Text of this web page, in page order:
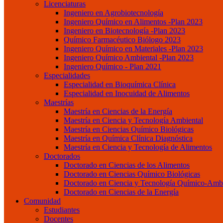
Licenciaturas
Ingeniero en Agrobiotecnología
Ingeniero Químico en Alimentos -Plan 2023
Ingeniero en Biotecnología -Plan 2023
Químico Farmacéutico Biólogo 2023
Ingeniero Químico en Materiales -Plan 2023
Ingeniero Químico Ambiental -Plan 2023
Ingeniero Químico - Plan 2021
Especialidades
Especialidad en Bioquímica Clínica
Especialidad en Inocuidad de Alimentos
Maestrías
Maestría en Ciencias de la Energía
Maestría en Ciencia y Tecnología Ambiental
Maestría en Ciencias Químico Biológicas
Maestría en Química Clínica Diagnóstica
Maestría en Ciencia y Tecnología de Alimentos
Doctorados
Doctorado en Ciencias de los Alimentos
Doctorado en Ciencias Químico Biológicas
Doctorado en Ciencia y Tecnología Químico-
Doctorado en Ciencias de la Energía
Comunidad
Estudiantes
Docentes